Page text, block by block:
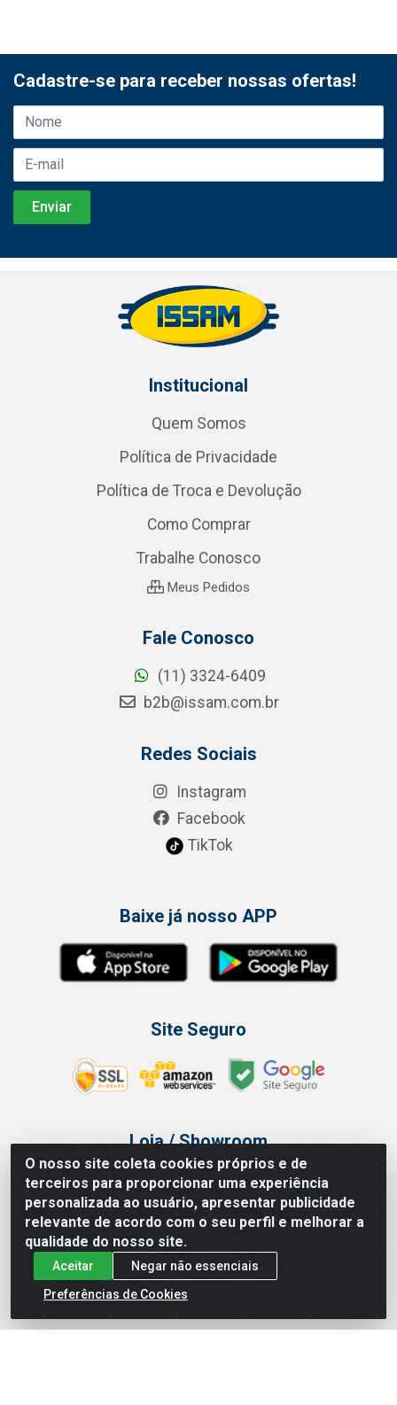
O nosso site coleta cookies próprios e de
terceiros para proporcionar uma experiência
personalizada ao usuário, apresentar publicidade
relevante de acordo com o seu perfil e melhorar a
qualidade do nosso site.
Aceitar
Negar não essenciais
Preferências de Cookies
Cadastre-se para receber nossas ofertas!
Institucional
Quem Somos
Política de Privacidade
Política de Troca e Devolução
Como Comprar
Trabalhe Conosco
Meus Pedidos
Fale Conosco
(11) 3324-6409
b2b@issam.com.br
Redes Sociais
Instagram
Facebook
TikTok
Baixe já nosso APP
Site Seguro
Loja / Showroom
Tel.: (11) 3314 6400
Av Vautier, 468 - Pari - São Paulo/SP
Issam Importação e Exportação LTDA - Av. Vautier, 468 - Pari, São
Paulo/ SP - CEP 03032-000 - CNPJ 00.327.385/0003-68